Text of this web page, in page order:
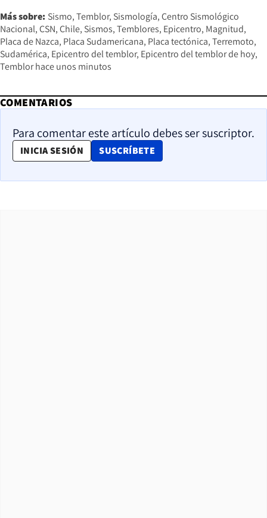
Más sobre: Sismo Temblor Sismología Centro Sismológico
Nacional CSN Chile Sismos Temblores Epicentro Magnitud
Placa de Nazca Placa Sudamericana Placa tectónica Terremoto
Sudamérica Epicentro del temblor Epicentro del temblor de hoy
Temblor hace unos minutos
COMENTARIOS
Para comentar este artículo debes ser suscriptor.
INICIA SESIÓN SUSCRÍBETE
OPENS IN NEW WINDOW